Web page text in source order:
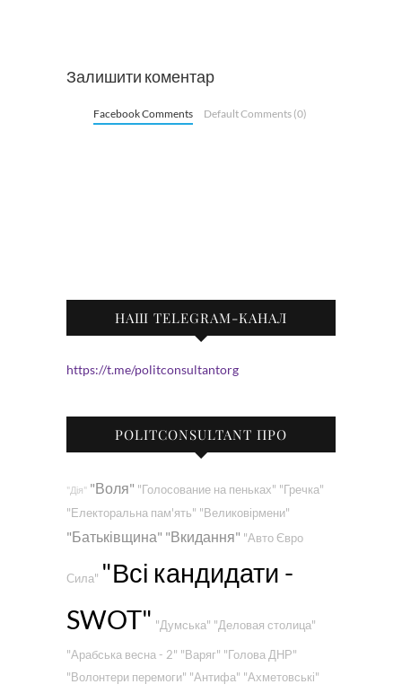
Залишити коментар
Facebook Comments Default Comments (0)
НАШ TELEGRAM-КАНАЛ
https://t.me/politconsultantorg
POLITCONSULTANT ПРО
"Дія" "Воля" "Голосование на пеньках" "Гречка"
"Електоральна пам'ять" "Великовірмени"
"Батьківщина" "Вкидання" "Авто Євро
Сила" "Всі кандидати -
SWOT" "Думська" "Деловая столица"
"Арабська весна - 2" "Варяг" "Голова ДНР"
"Волонтери перемоги" "Антифа" "Ахметовські"